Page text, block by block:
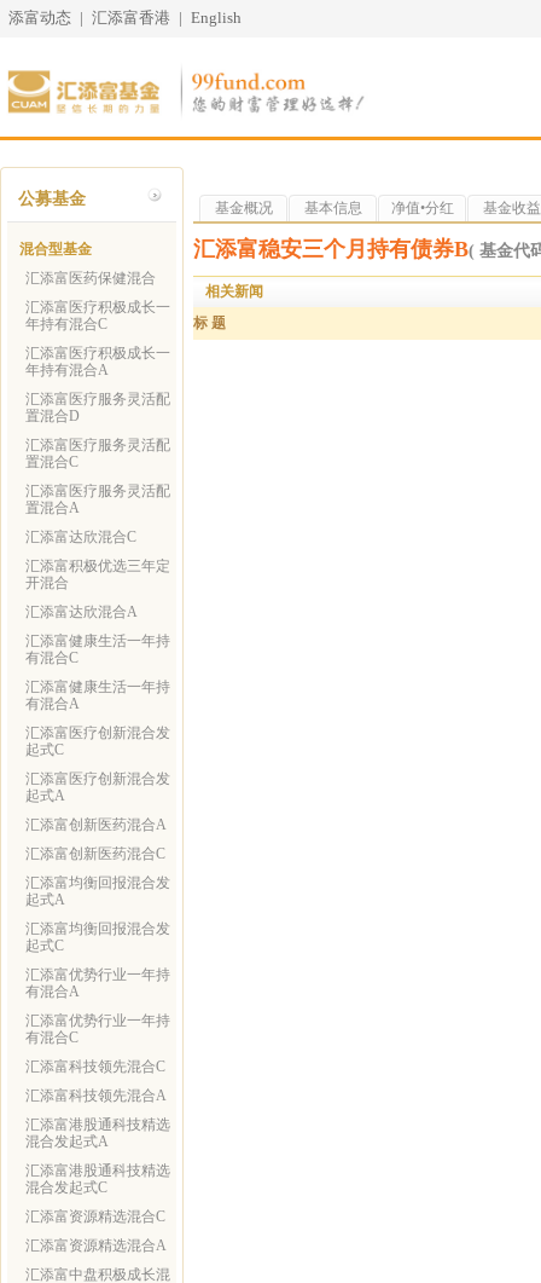
添富动态 | 汇添富香港 | English
公募基金
混合型基金
汇添富医药保健混合
汇添富医疗积极成长一
年持有混合C
汇添富医疗积极成长一
年持有混合A
汇添富医疗服务灵活配
置混合D
汇添富医疗服务灵活配
置混合C
汇添富医疗服务灵活配
置混合A
汇添富达欣混合C
汇添富积极优选三年定
开混合
汇添富达欣混合A
汇添富健康生活一年持
有混合C
汇添富健康生活一年持
有混合A
汇添富医疗创新混合发
起式C
汇添富医疗创新混合发
起式A
汇添富创新医药混合A
汇添富创新医药混合C
汇添富均衡回报混合发
起式A
汇添富均衡回报混合发
起式C
汇添富优势行业一年持
有混合A
汇添富优势行业一年持
有混合C
汇添富科技领先混合C
汇添富科技领先混合A
汇添富港股通科技精选
混合发起式A
汇添富港股通科技精选
混合发起式C
汇添富资源精选混合C
汇添富资源精选混合A
汇添富中盘积极成长混
基金概况 基本信息 净值•分红 基金收益
汇添富稳安三个月持有债券B( 基金代
相关新闻
标 题